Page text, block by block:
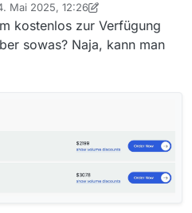
Mai 2025, 12:26
von mac-christian
kostenlos zur Verfügung
sowas? Naja, kann man